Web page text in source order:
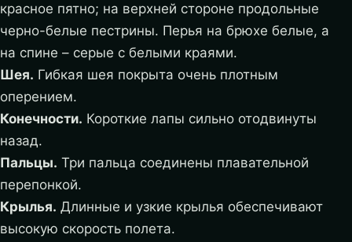
красное пятно; на верхней стороне продольные
черно-белые пестрины. Перья на брюхе белые, а
на спине – серые с белыми краями.
Шея. Гибкая шея покрыта очень плотным
оперением.
Конечности. Короткие лапы сильно отодвинуты
назад.
Пальцы. Три пальца соединены плавательной
перепонкой.
Крылья. Длинные и узкие крылья обеспечивают
высокую скорость полета.